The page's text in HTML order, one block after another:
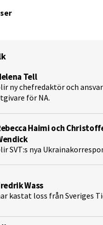
Tell
ny chefredaktör och
för NA.
Haimi och
SVT:s nya
Wass
kastat loss från Sveriges